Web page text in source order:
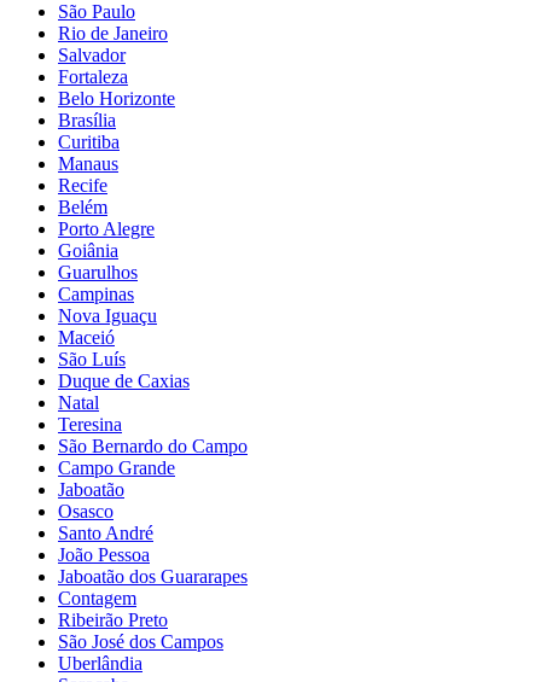
São Paulo
Rio de Janeiro
Salvador
Fortaleza
Belo Horizonte
Brasília
Curitiba
Manaus
Recife
Belém
Porto Alegre
Goiânia
Guarulhos
Campinas
Nova Iguaçu
Maceió
São Luís
Duque de Caxias
Natal
Teresina
São Bernardo do Campo
Campo Grande
Jaboatão
Osasco
Santo André
João Pessoa
Jaboatão dos Guararapes
Contagem
Ribeirão Preto
São José dos Campos
Uberlândia